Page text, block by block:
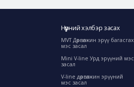
Нүүрний хэлбэр засах
MVT Дөрвөлжин эрүү багасгах
мэс засал
Mini V-line Урд эрүүний мэс
засал
V-line дөрвөлжин эрүүний
мэс засал